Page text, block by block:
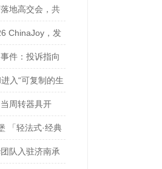
地高交会，共
台ChinaJoy，发
IAA 开发者共寻
件：投诉指向
”入“可复制的生
周转器具开
「轻法式·经典
活方式新风潮
队入驻济南承